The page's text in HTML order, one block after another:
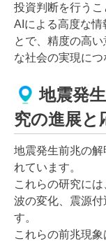
投資判断を行うこ
AIによる高度な情
とで、精度の高
な社会の実現につ
地震発
究の進展と
地震発生前兆の
れています。
これらの研究に
波の変化、震源
す。
これらの前兆現